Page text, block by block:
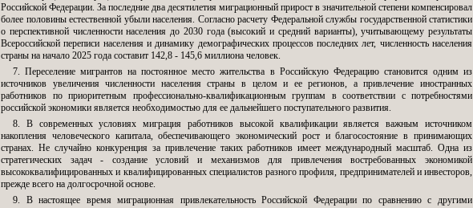
Российской Федерации. За последние два десятилетия миграционный прирост в значительной степени компенсировал
более половины естественной убыли населения. Согласно расчету Федеральной службы государственной статистики
о перспективной численности населения до 2030 года (высокий и средний варианты), учитывающему результаты
Всероссийской переписи населения и динамику демографических процессов последних лет, численность населения
страны на начало 2025 года составит 142,8 - 145,6 миллиона человек.
7. Переселение мигрантов на постоянное место жительства в Российскую Федерацию становится одним из
источников увеличения численности населения страны в целом и ее регионов, а привлечение иностранных
работников по приоритетным профессионально-квалификационным группам в соответствии с потребностями
российской экономики является необходимостью для ее дальнейшего поступательного развития.
8. В современных условиях миграция работников высокой квалификации является важным источником
накопления человеческого капитала, обеспечивающего экономический рост и благосостояние в принимающих
странах. Не случайно конкуренция за привлечение таких работников имеет международный масштаб. Одна из
стратегических задач - создание условий и механизмов для привлечения востребованных экономикой
высококвалифицированных и квалифицированных специалистов разного профиля, предпринимателей и инвесторов,
прежде всего на долгосрочной основе.
9. В настоящее время миграционная привлекательность Российской Федерации по сравнению с другими